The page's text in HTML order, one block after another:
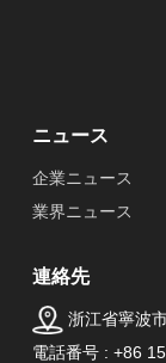
ニュース
企業ニュース
業界ニュース
連絡先
浙江省寧波
電話番号 : +86